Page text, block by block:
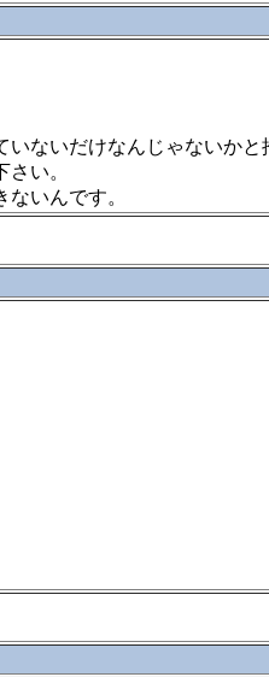
ないだけなんじゃないかと
い。
いんです。